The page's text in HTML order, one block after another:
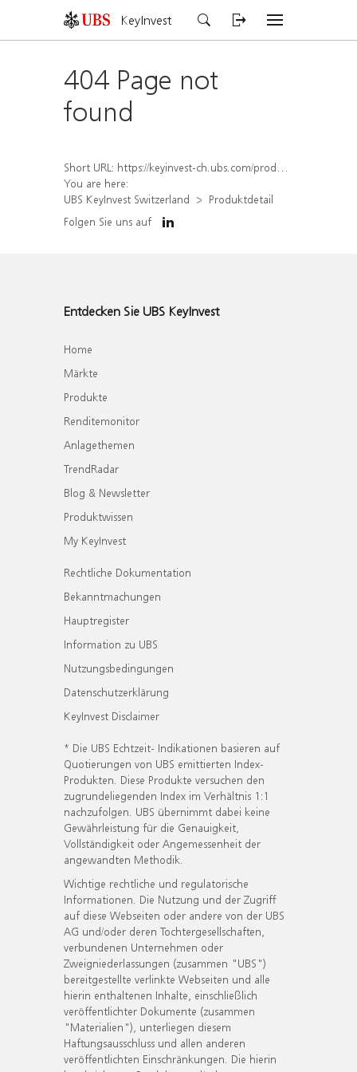
KeyInvest
404 Page not
found
Short URL: https://keyinvest-ch.ubs.com/produkt/detail/index/isin/CH1570514369
You are here:
UBS KeyInvest Switzerland
Produktdetail
Folgen Sie uns auf
Entdecken Sie UBS KeyInvest
Home
Märkte
Produkte
Renditemonitor
Anlagethemen
TrendRadar
Blog & Newsletter
Produktwissen
My KeyInvest
Rechtliche Dokumentation
Bekanntmachungen
Hauptregister
Information zu UBS
Nutzungsbedingungen
Datenschutzerklärung
KeyInvest Disclaimer
* Die UBS Echtzeit- Indikationen basieren auf
Quotierungen von UBS emittierten Index-
Produkten. Diese Produkte versuchen den
zugrundeliegenden Index im Verhältnis 1:1
nachzufolgen. UBS übernimmt dabei keine
Gewährleistung für die Genauigkeit,
Vollständigkeit oder Angemessenheit der
angewandten Methodik.
Wichtige rechtliche und regulatorische
Informationen. Die Nutzung und der Zugriff
auf diese Webseiten oder andere von der UBS
AG und/oder deren Tochtergesellschaften,
verbundenen Unternehmen oder
Zweigniederlassungen (zusammen "UBS")
bereitgestellte verlinkte Webseiten und alle
hierin enthaltenen Inhalte, einschließlich
veröffentlichter Dokumente (zusammen
"Materialien"), unterliegen diesem
Haftungsausschluss und allen anderen
veröffentlichten Einschränkungen. Die hierin